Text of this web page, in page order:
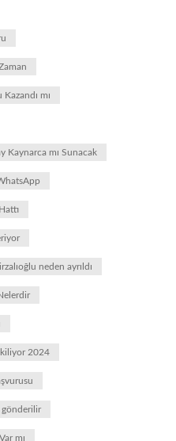
mı
Kaynarca mı Sunacak
neden ayrıldı
2024
gönderilir
mı